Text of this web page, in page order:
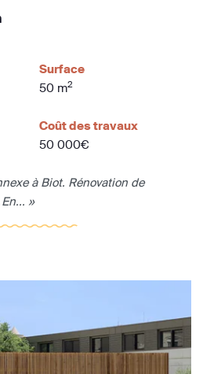
Surface
50 m2
Coût des travaux
50 000€
à Biot. Rénovation de
»